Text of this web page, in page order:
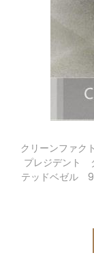
クリーンファ
プレジデント
テッドベゼル